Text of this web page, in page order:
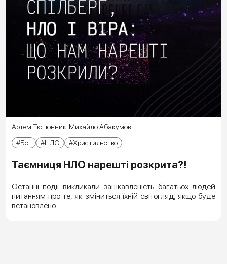
Артем Тютюнник,Михайло Абакумов
Бог
НЛО Християнство
Таємниця НЛО нарешті розкрита?!
Останні події викликали зацікавленість багатьох людей
питанням про те, як зміниться їхній світогляд, якщо буде
встановлено...